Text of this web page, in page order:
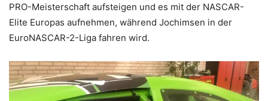
PRO-Meisterschaft aufsteigen und es mit der NASCAR-
Elite Europas aufnehmen, während Jochimsen in der
EuroNASCAR-2-Liga fahren wird.